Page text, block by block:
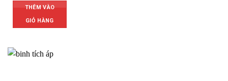
THÊM VÀO
GIỎ HÀNG